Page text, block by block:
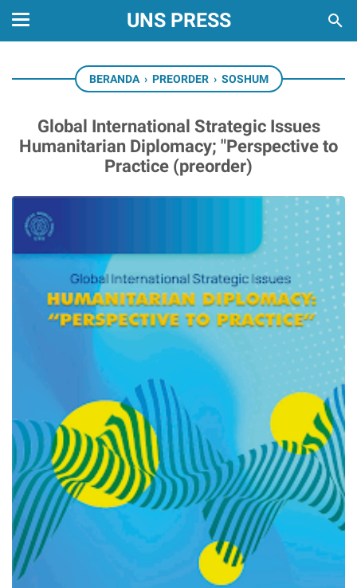
UNS PRESS
BERANDA › PREORDER › SOSHUM
Global International Strategic Issues
Humanitarian Diplomacy; "Perspective to
Practice (preorder)